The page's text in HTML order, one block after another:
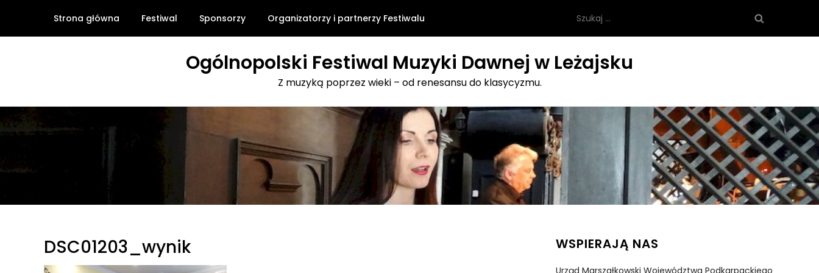
content
Strona główna Festiwal Sponsorzy Organizatorzy i partnerzy Festiwalu
Ogólnopolski Festiwal Muzyki Dawnej w Leżajsku
Z muzyką poprzez wieki – od renesansu do klasycyzmu.
DSC01203_wynik WSPIERAJĄ NAS